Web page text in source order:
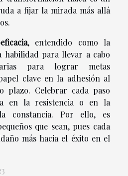
a fijar la mirada más allá
, entendido como la
habilidad para llevar a cabo
para lograr metas
clave en la adhesión al
plazo. Celebrar cada paso
en la resistencia o en la
constancia. Por ello, es
que sean, pues cada
más hacia el éxito en el